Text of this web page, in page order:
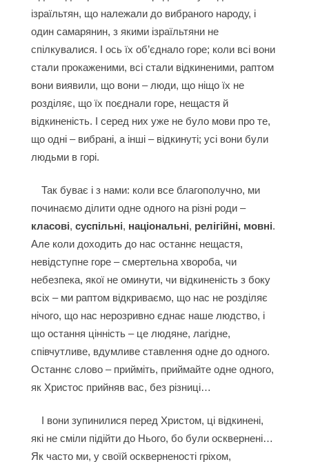
ізраїльтян, що належали до вибраного народу, і
один самарянин, з якими ізраїльтяни не
спілкувалися. І ось їх об’єднало горе; коли всі вони
стали прокаженими, всі стали відкиненими, раптом
вони виявили, що вони – люди, що ніщо їх не
розділяє, що їх поєднали горе, нещастя й
відкиненість. І серед них уже не було мови про те,
що одні – вибрані, а інші – відкинуті; усі вони були
людьми в горі.
Так буває і з нами: коли все благополучно, ми
починаємо ділити одне одного на різні роди –
класові, суспільні, національні, релігійні, мовні.
Але коли доходить до нас останнє нещастя,
невідступне горе – смертельна хвороба, чи
небезпека, якої не оминути, чи відкиненість з боку
всіх – ми раптом відкриваємо, що нас не розділяє
нічого, що нас нерозривно єднає наше людство, і
що остання цінність – це людяне, лагідне,
співчутливе, вдумливе ставлення одне до одного.
Останнє слово – прийміть, приймайте одне одного,
як Христос прийняв вас, без різниці…
І вони зупинилися перед Христом, ці відкинені,
які не сміли підійти до Нього, бо були осквернені…
Як часто ми, у своїй оскверненості гріхом,